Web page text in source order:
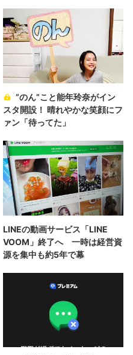
”のん”こと能年玲奈がイン
スタ開設！ 晴れやかな笑顔にフ
ァン「待ってた」
LINEの動画サービス「LINE
VOOM」終了へ 一時は経営資
源を集中も約5年で幕